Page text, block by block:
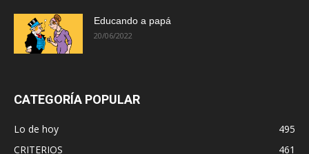
Educando a papá
20/06/2022
CATEGORÍA POPULAR
Lo de hoy
495
CRITERIOS
461